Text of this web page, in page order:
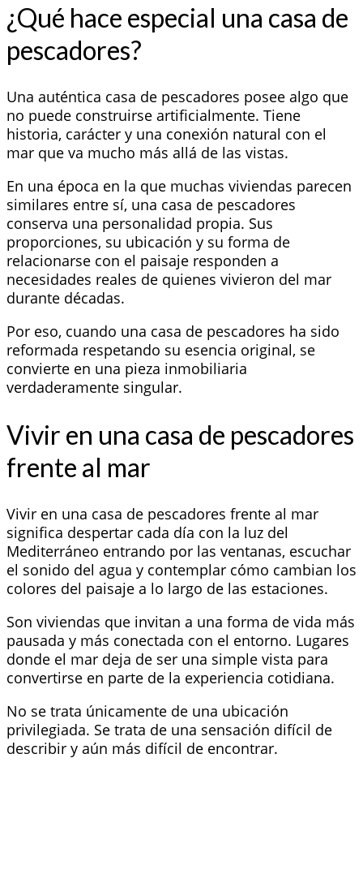
¿Qué hace especial una casa de
pescadores?
Una auténtica casa de pescadores posee algo que
no puede construirse artificialmente. Tiene
historia, carácter y una conexión natural con el
mar que va mucho más allá de las vistas.
En una época en la que muchas viviendas parecen
similares entre sí, una casa de pescadores
conserva una personalidad propia. Sus
proporciones, su ubicación y su forma de
relacionarse con el paisaje responden a
necesidades reales de quienes vivieron del mar
durante décadas.
Por eso, cuando una casa de pescadores ha sido
reformada respetando su esencia original, se
convierte en una pieza inmobiliaria
verdaderamente singular.
Vivir en una casa de pescadores
frente al mar
Vivir en una casa de pescadores frente al mar
significa despertar cada día con la luz del
Mediterráneo entrando por las ventanas, escuchar
el sonido del agua y contemplar cómo cambian los
colores del paisaje a lo largo de las estaciones.
Son viviendas que invitan a una forma de vida más
pausada y más conectada con el entorno. Lugares
donde el mar deja de ser una simple vista para
convertirse en parte de la experiencia cotidiana.
No se trata únicamente de una ubicación
privilegiada. Se trata de una sensación difícil de
describir y aún más difícil de encontrar.